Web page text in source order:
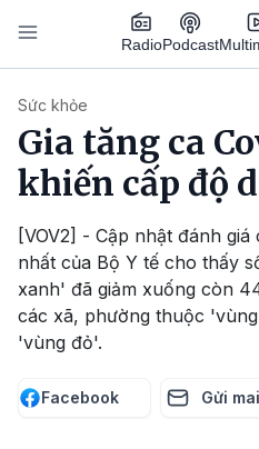
Nhảy đến nội dung
RadioPodcast
Sức khỏe
Gia tăng ca
khiến cấp độ
[VOV2] - Cập nhật đánh
nhất của Bộ Y tế cho thấy
xanh' đã giảm xuống còn
các xã, phường thuộc
'vùng đỏ'.
Facebook Gửi